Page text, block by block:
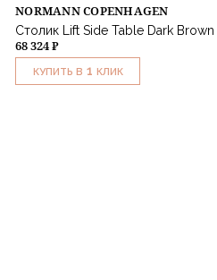
NORMANN COPENHAGEN
Столик Lift Side Table Dark Brown
68 324 ₽
КУПИТЬ В 1 КЛИК